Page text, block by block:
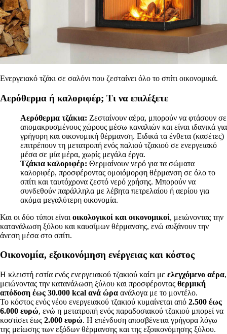
Ενεργειακό τζάκι σε σαλόνι που ζεσταίνει όλο το σπίτι οικονομικά.
Αερόθερμα ή καλοριφέρ; Τι να επιλέξετε
Αερόθερμα τζάκια: Ζεσταίνουν αέρα, μπορούν να φτάσουν σε
απομακρυσμένους χώρους μέσω καναλιών και είναι ιδανικά για
γρήγορη και οικονομική θέρμανση. Ειδικά τα ένθετα (κασέτες)
επιτρέπουν τη μετατροπή ενός παλιού τζακιού σε ενεργειακό
μέσα σε μία μέρα, χωρίς μεγάλα έργα.
Τζάκια καλοριφέρ: Θερμαίνουν νερό για τα σώματα
καλοριφέρ, προσφέροντας ομοιόμορφη θέρμανση σε όλο το
σπίτι και ταυτόχρονα ζεστό νερό χρήσης. Μπορούν να
συνδεθούν παράλληλα με λέβητα πετρελαίου ή αερίου για
ακόμα μεγαλύτερη οικονομία.
Και οι δύο τύποι είναι οικολογικοί και οικονομικοί, μειώνοντας την
κατανάλωση ξύλου και καυσίμων θέρμανσης, ενώ αυξάνουν την
άνεση μέσα στο σπίτι.
Οικονομία, εξοικονόμηση ενέργειας και κόστος
Η κλειστή εστία ενός ενεργειακού τζακιού καίει με ελεγχόμενο αέρα,
μειώνοντας την κατανάλωση ξύλου και προσφέροντας θερμική
απόδοση έως 30.000 kcal ανά ώρα ανάλογα με το μοντέλο.
Το κόστος ενός νέου ενεργειακού τζακιού κυμαίνεται από 2.500 έως
6.000 ευρώ, ενώ η μετατροπή ενός παραδοσιακού τζακιού μπορεί να
κοστίσει έως 2.000 ευρώ. Η επένδυση αποσβένεται γρήγορα λόγω
της μείωσης των εξόδων θέρμανσης και της εξοικονόμησης ξύλου.